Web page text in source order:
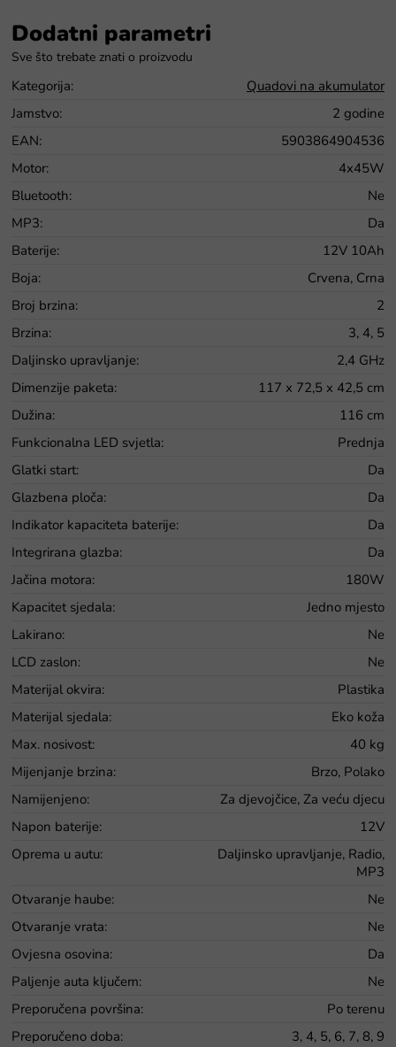
Dodatni parametri
Kategorija:
Quadovi na akumulator
Jamstvo:
2 godine
EAN:
5903864904536
Motor:
4x45W
Bluetooth:
Ne
MP3:
Da
Baterije:
12V 10Ah
Boja:
Crvena, Crna
Broj brzina:
2
Brzina:
3, 4, 5
Daljinsko upravljanje:
2,4 GHz
Dimenzije paketa:
117 x 72,5 x 42,5 cm
Dužina:
116 cm
Funkcionalna LED svjetla:
Prednja
Glatki start:
Da
Glazbena ploča:
Da
Indikator kapaciteta baterije:
Da
Integrirana glazba:
Da
Jačina motora:
180W
Kapacitet sjedala:
Jedno mjesto
Lakirano:
Ne
LCD zaslon:
Ne
Materijal okvira:
Plastika
Materijal sjedala:
Eko koža
Max. nosivost:
40 kg
Mijenjanje brzina:
Brzo, Polako
Namijenjeno:
Za djevojčice, Za veću djecu
Napon baterije:
12V
Oprema u autu:
Daljinsko upravljanje, Radio,
MP3
Otvaranje haube:
Ne
Otvaranje vrata:
Ne
Ovjesna osovina:
Da
Paljenje auta ključem:
Ne
Preporučena površina:
Po terenu
Preporučeno doba:
3, 4, 5, 6, 7, 8, 9